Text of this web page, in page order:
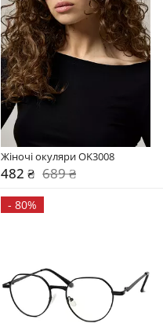
Жіночі окуляри OK3008
482 ₴ 689 ₴
- 80%